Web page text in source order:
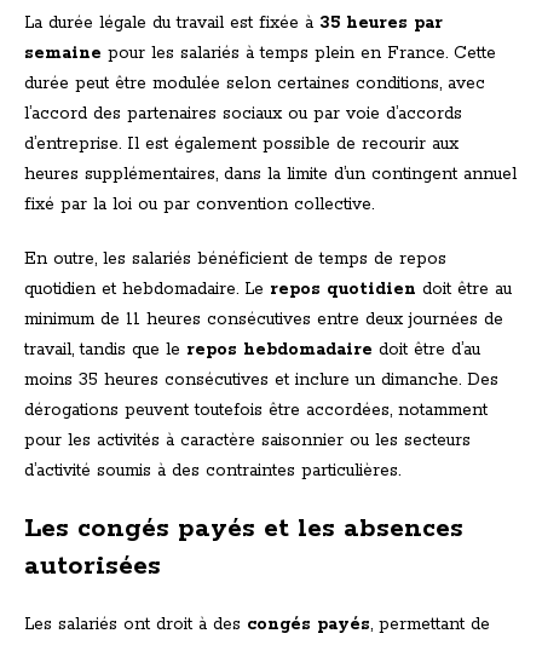
La durée légale du travail est fixée à 35 heures par
semaine pour les salariés à temps plein en France. Cette
durée peut être modulée selon certaines conditions, avec
l’accord des partenaires sociaux ou par voie d’accords
d’entreprise. Il est également possible de recourir aux
heures supplémentaires, dans la limite d’un contingent annuel
fixé par la loi ou par convention collective.
En outre, les salariés bénéficient de temps de repos
quotidien et hebdomadaire. Le repos quotidien doit être au
minimum de 11 heures consécutives entre deux journées de
travail, tandis que le repos hebdomadaire doit être d’au
moins 35 heures consécutives et inclure un dimanche. Des
dérogations peuvent toutefois être accordées, notamment
pour les activités à caractère saisonnier ou les secteurs
d’activité soumis à des contraintes particulières.
Les congés payés et les absences
autorisées
Les salariés ont droit à des congés payés, permettant de